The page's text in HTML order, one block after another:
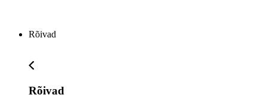
Rõivad
Rõivad